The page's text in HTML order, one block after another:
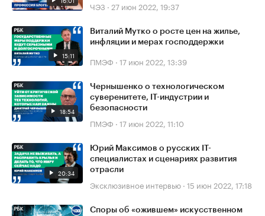
ЧЭЗ · 27 июн 2022, 19:37
15:11
Виталий Мутко о росте цен на жилье,
инфляции и мерах господдержки
ПМЭФ · 17 июн 2022, 13:39
18:54
Чернышенко о технологическом
суверенитете, IT-индустрии и
безопасности
ПМЭФ · 17 июн 2022, 11:10
20:34
Юрий Максимов о русских IT-
специалистах и сценариях развития
отрасли
Эксклюзивное интервью · 15 июн 2022, 17:18
Споры об «ожившем» искусственном